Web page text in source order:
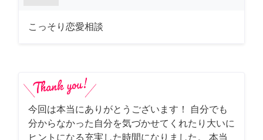
こっそり恋愛相談
今回は本当にありがとうございます！ 自分でも
分からなかった自分を気づかせてくれたり大いに
ヒントになる充実した時間になりました。 本当